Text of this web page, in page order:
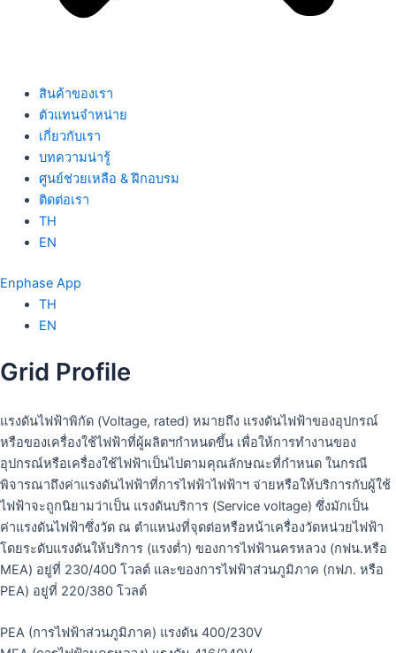
สินค้าของเรา
ตัวแทนจำหน่าย
เกี่ยวกับเรา
บทความน่ารู้
ศูนย์ช่วยเหลือ & ฝึกอบรม
ติดต่อเรา
TH
EN
Enphase App
TH
EN
Grid Profile
แรงดันไฟฟ้าพิกัด (Voltage, rated) หมายถึง แรงดันไฟฟ้าของอุปกรณ์
หรือของเครื่องใช้ไฟฟ้าที่ผู้ผลิตฯกำหนดขึ้น เพื่อให้การทำงานของ
อุปกรณ์หรือเครื่องใช้ไฟฟ้าเป็นไปตามคุณลักษณะที่กำหนด ในกรณี
พิจารณาถึงค่าแรงดันไฟฟ้าที่การไฟฟ้าไฟฟ้าฯ จ่ายหรือให้บริการกับผู้ใช้
ไฟฟ้าจะถูกนิยามว่าเป็น แรงดันบริการ (Service voltage) ซึ่งมักเป็น
ค่าแรงดันไฟฟ้าซึ่งวัด ณ ตำแหน่งที่จุดต่อหรือหน้าเครื่องวัดหน่วยไฟฟ้า
โดยระดับแรงดันให้บริการ (แรงต่ำ) ของการไฟฟ้านครหลวง (กฟน.หรือ
MEA) อยู่ที่ 230/400 โวลต์ และของการไฟฟ้าส่วนภูมิภาค (กฟภ. หรือ
PEA) อยู่ที่ 220/380 โวลต์
PEA (การไฟฟ้าส่วนภูมิภาค) แรงดัน 400/230V